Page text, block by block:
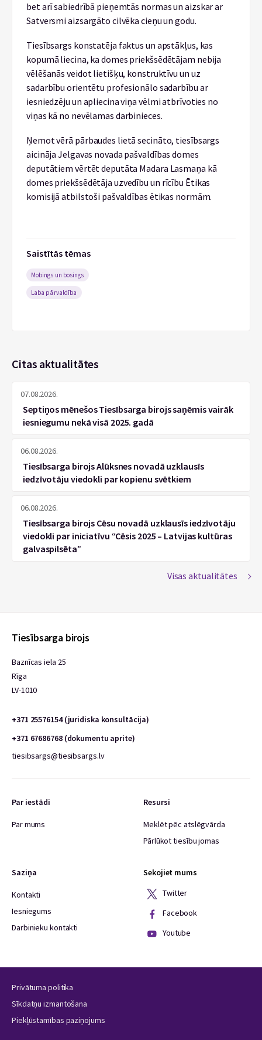
bet arī sabiedrībā pieņemtās normas un aizskar ar
Satversmi aizsargāto cilvēka cieņu un godu.
Tiesībsargs konstatēja faktus un apstākļus, kas
kopumā liecina, ka domes priekšsēdētājam nebija
vēlēšanās veidot lietišķu, konstruktīvu un uz
sadarbību orientētu profesionālo sadarbību ar
iesniedzēju un apliecina viņa vēlmi atbrīvoties no
viņas kā no nevēlamas darbinieces.
Ņemot vērā pārbaudes lietā secināto, tiesībsargs
aicināja Jelgavas novada pašvaldības domes
deputātiem vērtēt deputāta Madara Lasmaņa kā
domes priekšsēdētāja uzvedību un rīcību Ētikas
komisijā atbilstoši pašvaldības ētikas normām.
Saistītās tēmas
Mobings un bosings
Laba pārvaldība
Citas aktualitātes
07.08.2026.
Septiņos mēnešos Tiesībsarga birojs saņēmis vairāk
iesniegumu nekā visā 2025. gadā
06.08.2026.
Tiesībsarga birojs Alūksnes novadā uzklausīs
iedzīvotāju viedokli par kopienu svētkiem
06.08.2026.
Tiesībsarga birojs Cēsu novadā uzklausīs iedzīvotāju
viedokli par iniciatīvu “Cēsis 2025 – Latvijas kultūras
galvaspilsēta”
Visas aktualitātes
Tiesībsarga birojs
Baznīcas iela 25
Rīga
LV-1010
+371 25576154 (juridiska konsultācija)
+371 67686768 (dokumentu aprite)
tiesibsargs@tiesibsargs.lv
Par iestādi
Par mums
Resursi
Meklēt pēc atslēgvārda
Pārlūkot tiesību jomas
Saziņa
Kontakti
Iesniegums
Darbinieku kontakti
Sekojiet mums
Twitter
Facebook
Youtube
Privātuma politika
Sīkdatņu izmantošana
Piekļūstamības paziņojums